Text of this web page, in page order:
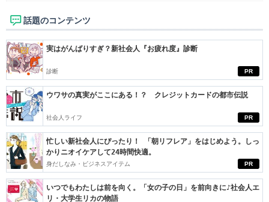
話題のコンテンツ
PR
実はがんばりすぎ？新社会人『お疲れ度』診断
診断
PR
ウワサの真実がここにある！？ クレジットカードの都市伝説
社会人ライフ
PR
忙しい新社会人にぴったり！ 「朝リフレア」をはじめよう。しっ
かりニオイケアして24時間快適。
身だしなみ・ビジネスアイテム
いつでもわたしは前を向く。「女の子の日」を前向きに♪社会人エ
リ・大学生リカの物語